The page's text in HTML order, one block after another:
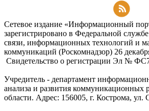
Сетевое издание «Информационный
зарегистрировано в Федеральной
связи, информационных технологий и
коммуникаций (Роскомнадзор) 26
Свидетельство о регистрации Эл №
Учредитель - департамент
анализа и развития коммуникационных
области. Адрес: 156005, г. Кострома, ул.